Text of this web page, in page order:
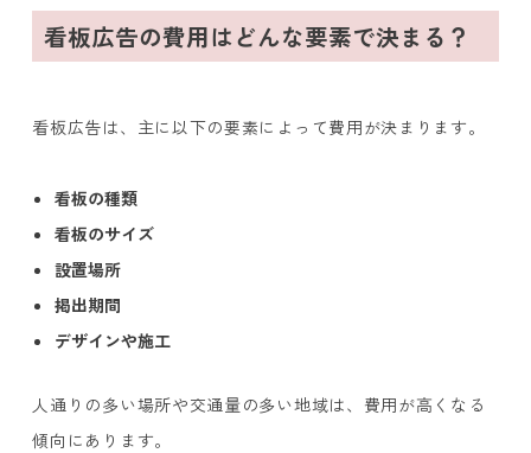
看板広告の費用はどんな要素で決まる？
看板広告は、主に以下の要素によって費用が決まります。
看板の種類
看板のサイズ
設置場所
掲出期間
デザインや施工
人通りの多い場所や交通量の多い地域は、費用が高くなる
傾向にあります。